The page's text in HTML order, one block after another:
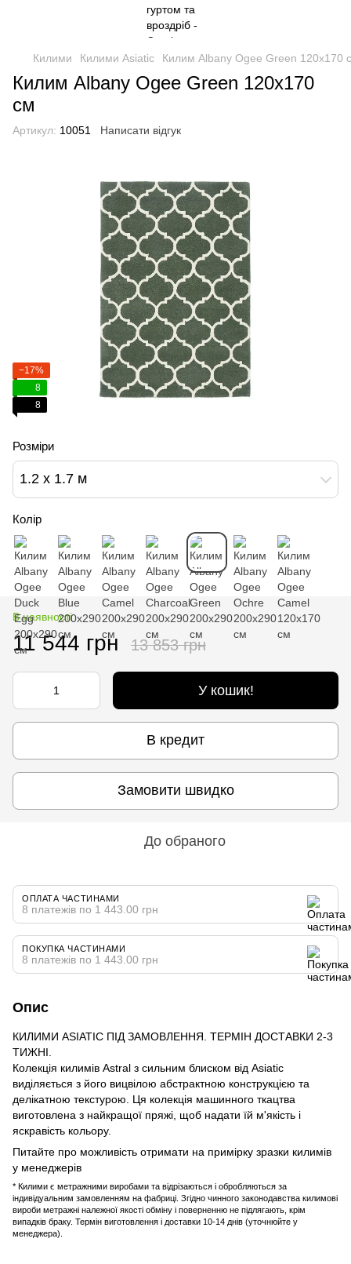
Килими Килими Asiatic Килим Albany Ogee Green 120x170
Килим Albany Ogee Green 120x170
см
Артикул: 10051 Написати відгук
−17%
8
8
Розміри
1.2 х 1.7 м
Колір
В наявності
11 544 грн 13 853 грн
У кошик!
В кредит
Замовити швидко
До обраного
ОПЛАТА ЧАСТИНАМИ
8 платежів по 1 443.00 грн
ПОКУПКА ЧАСТИНАМИ
8 платежів по 1 443.00 грн
Опис
КИЛИМИ ASIATIC ПІД ЗАМОВЛЕННЯ. ТЕРМІН ДОСТАВКИ 2-3
ТИЖНІ.
Колекція килимів Astral з сильним блиском від Asiatic
виділяється з його вицвілою абстрактною конструкцією та
делікатною текстурою. Ця колекція машинного ткацтва
виготовлена ​​з найкращої пряжі, щоб надати їй м'якість і
яскравість кольору.
Питайте про можливість отримати на примірку зразки килимів
у менеджерів
* Килими є метражними виробами та відрізаються і обробляються за
індивідуальним замовленням на фабриці. Згідно чинного законодавства килимові
вироби метражні належної якості обміну і поверненню не підлягають, крім
випадків браку. Термін виготовлення і доставки 10-14 днів (уточнюйте у
менеджера).